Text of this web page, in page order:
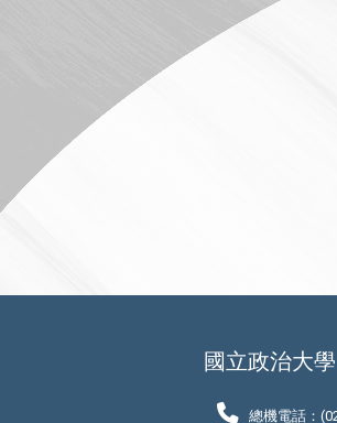
國立政治大學
總機電話：